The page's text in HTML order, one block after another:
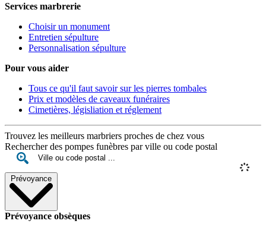
Services marbrerie
Choisir un monument
Entretien sépulture
Personnalisation sépulture
Pour vous aider
Tous ce qu'il faut savoir sur les pierres tombales
Prix et modèles de caveaux funéraires
Cimetières, législiation et réglement
Trouvez les meilleurs marbriers proches de chez vous
Rechercher des pompes funèbres par ville ou code postal
Prévoyance
Prévoyance obsèques